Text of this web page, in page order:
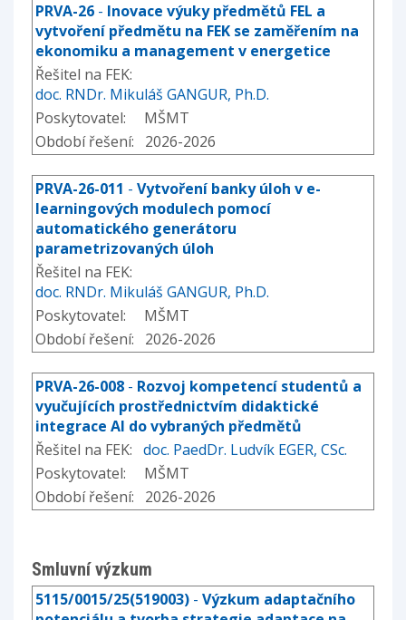
PRVA-26 - Inovace výuky předmětů FEL a
vytvoření předmětu na FEK se zaměřením na
ekonomiku a management v energetice
Řešitel na FEK:
doc. RNDr. Mikuláš GANGUR, Ph.D.
Poskytovatel: MŠMT
Období řešení: 2026-2026
PRVA-26-011 - Vytvoření banky úloh v e-
learningových modulech pomocí
automatického generátoru
parametrizovaných úloh
Řešitel na FEK:
doc. RNDr. Mikuláš GANGUR, Ph.D.
Poskytovatel: MŠMT
Období řešení: 2026-2026
PRVA-26-008 - Rozvoj kompetencí studentů a
vyučujících prostřednictvím didaktické
integrace AI do vybraných předmětů
Řešitel na FEK: doc. PaedDr. Ludvík EGER, CSc.
Poskytovatel: MŠMT
Období řešení: 2026-2026
Smluvní výzkum
5115/0015/25(519003) - Výzkum adaptačního